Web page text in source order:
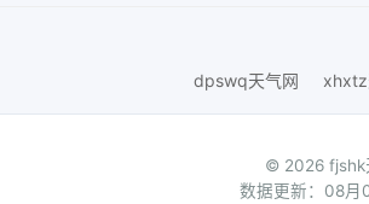
dpswq天气网
xhxtz
© 2026 fjshk
数据更新：08月